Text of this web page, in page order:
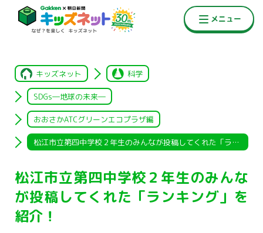
キッズネット 科学
SDGs―地球の未来―
おおさかATCグリーンエコプラザ編
松江市立第四中学校２年生のみんなが投稿してくれた「ランキン
松江市立第四中学校２年生のみんな
が投稿してくれた「ランキング」を
紹介！